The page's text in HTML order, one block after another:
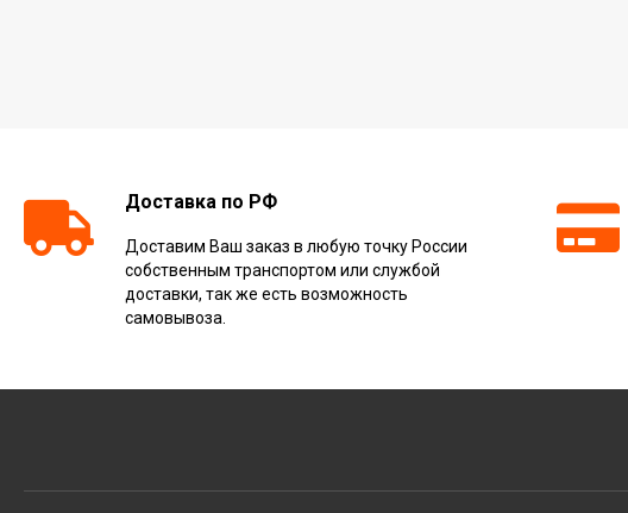
Доставка по РФ
Доставим Ваш заказ в любую точку России
собственным транспортом или службой
доставки, так же есть возможность
самовывоза.